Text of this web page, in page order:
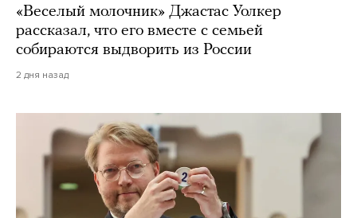
«Веселый молочник» Джастас Уолкер
рассказал, что его вместе с семьей
собираются выдворить из России
2 дня назад